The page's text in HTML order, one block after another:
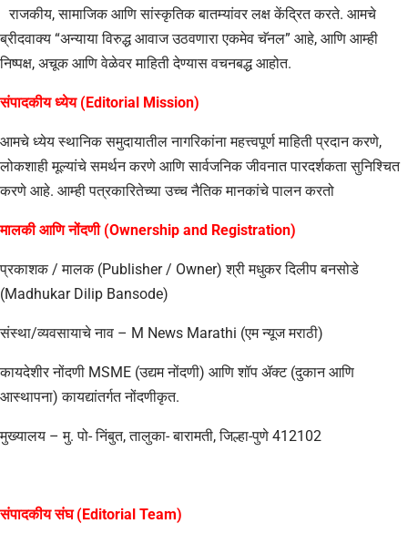
राजकीय, सामाजिक आणि सांस्कृतिक बातम्यांवर लक्ष केंद्रित करते. आमचे
ब्रीदवाक्य “अन्याया विरुद्ध आवाज उठवणारा एकमेव चॅनल” आहे, आणि आम्ही
निष्पक्ष, अचूक आणि वेळेवर माहिती देण्यास वचनबद्ध आहोत.
संपादकीय ध्येय (Editorial Mission)
​आमचे ध्येय स्थानिक समुदायातील नागरिकांना महत्त्वपूर्ण माहिती प्रदान करणे,
लोकशाही मूल्यांचे समर्थन करणे आणि सार्वजनिक जीवनात पारदर्शकता सुनिश्चित
करणे आहे. आम्ही पत्रकारितेच्या उच्च नैतिक मानकांचे पालन करतो
मालकी आणि नोंदणी (Ownership and Registration)
प्रकाशक / मालक (Publisher / Owner) श्री मधुकर दिलीप बनसोडे
(Madhukar Dilip Bansode)
संस्था/व्यवसायाचे नाव – M News Marathi (एम न्यूज मराठी)
कायदेशीर नोंदणी MSME (उद्यम नोंदणी) आणि शॉप ॲक्ट (दुकान आणि
आस्थापना) कायद्यांतर्गत नोंदणीकृत.
मुख्यालय – मु. पो- निंबुत, तालुका- बारामती, जिल्हा-पुणे 412102
संपादकीय संघ (Editorial Team)